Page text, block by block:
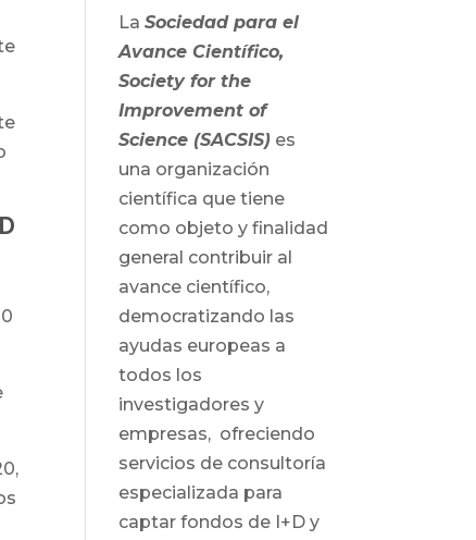
LaSociedad para el
Avance Científico,
Society for the
Improvement of
Science (SACSIS) es
una organización
científica que tiene
como objeto y finalidad
general contribuir al
avance científico,
democratizando las
ayudas europeas a
todos los
investigadores y
empresas, ofreciendo
servicios de consultoría
especializada para
captar fondos de I+D y